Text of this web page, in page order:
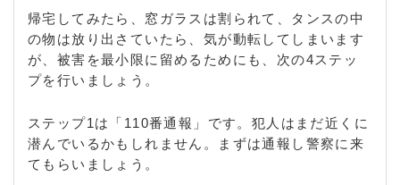
ツ沢中町 / 三ツ沢下町 / 三ツ沢東町 / 三ツ沢西町 / 三
ツ沢南町 / 守屋町 / 山内町 / 六角橋
帰宅してみたら、窓ガラスは割られて、タンスの中
の物は放り出さていたら、気が動転してしまいます
が、被害を最小限に留めるためにも、次の4ステッ
プを行いましょう。
ステップ1は「110番通報」です。犯人はまだ近くに
潜んでいるかもしれません。まずは通報し警察に来
てもらいましょう。